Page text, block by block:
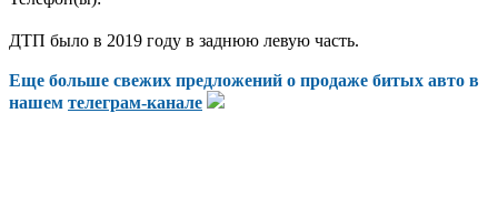
ДТП было в 2019 году в заднюю левую часть.
Еще больше свежих предложений о продаже битых авто в
нашем телеграм-канале